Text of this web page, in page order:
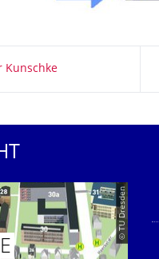
Kunschke
© TU Dresden